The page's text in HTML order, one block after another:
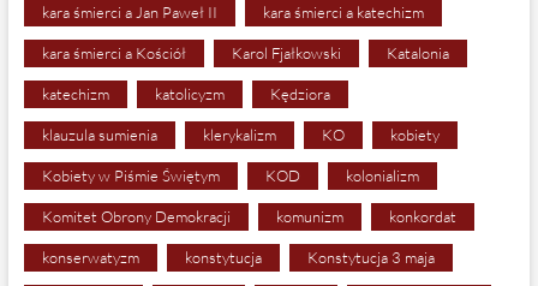
kara śmierci a Jan Paweł II kara śmierci a katechizm
kara śmierci a Kościół Karol Fjałkowski Katalonia
katechizm katolicyzm Kędziora
klauzula sumienia klerykalizm KO kobiety
Kobiety w Piśmie Świętym KOD kolonializm
Komitet Obrony Demokracji komunizm konkordat
konserwatyzm konstytucja Konstytucja 3 maja